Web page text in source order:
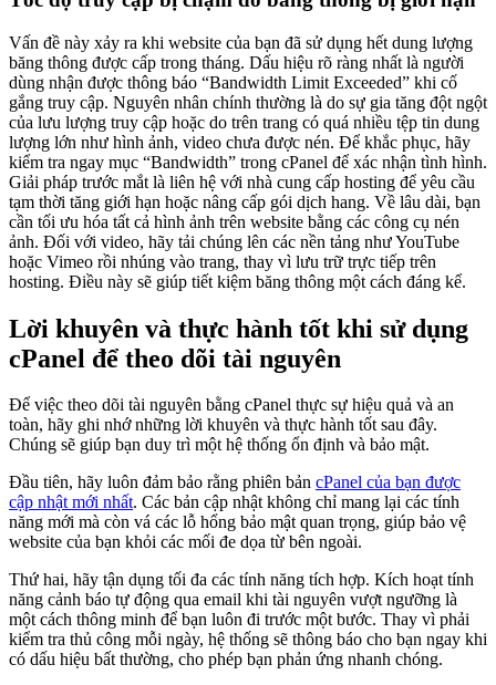
Vấn đề này xảy ra khi website của bạn đã sử dụng hết dung lượng
băng thông được cấp trong tháng. Dấu hiệu rõ ràng nhất là người
dùng nhận được thông báo “Bandwidth Limit Exceeded” khi cố
gắng truy cập. Nguyên nhân chính thường là do sự gia tăng đột ngột
của lưu lượng truy cập hoặc do trên trang có quá nhiều tệp tin dung
lượng lớn như hình ảnh, video chưa được nén. Để khắc phục, hãy
kiểm tra ngay mục “Bandwidth” trong cPanel để xác nhận tình hình.
Giải pháp trước mắt là liên hệ với nhà cung cấp hosting để yêu cầu
tạm thời tăng giới hạn hoặc nâng cấp gói dịch hang. Về lâu dài, bạn
cần tối ưu hóa tất cả hình ảnh trên website bằng các công cụ nén
ảnh. Đối với video, hãy tải chúng lên các nền tảng như YouTube
hoặc Vimeo rồi nhúng vào trang, thay vì lưu trữ trực tiếp trên
hosting. Điều này sẽ giúp tiết kiệm băng thông một cách đáng kể.
Lời khuyên và thực hành tốt khi sử dụng
cPanel để theo dõi tài nguyên
Để việc theo dõi tài nguyên bằng cPanel thực sự hiệu quả và an
toàn, hãy ghi nhớ những lời khuyên và thực hành tốt sau đây.
Chúng sẽ giúp bạn duy trì một hệ thống ổn định và bảo mật.
Đầu tiên, hãy luôn đảm bảo rằng phiên bản cPanel của bạn được
cập nhật mới nhất. Các bản cập nhật không chỉ mang lại các tính
năng mới mà còn vá các lỗ hổng bảo mật quan trọng, giúp bảo vệ
website của bạn khỏi các mối đe dọa từ bên ngoài.
Thứ hai, hãy tận dụng tối đa các tính năng tích hợp. Kích hoạt tính
năng cảnh báo tự động qua email khi tài nguyên vượt ngưỡng là
một cách thông minh để bạn luôn đi trước một bước. Thay vì phải
kiểm tra thủ công mỗi ngày, hệ thống sẽ thông báo cho bạn ngay khi
có dấu hiệu bất thường, cho phép bạn phản ứng nhanh chóng.